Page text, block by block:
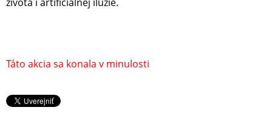
Táto akcia sa konala v minulosti